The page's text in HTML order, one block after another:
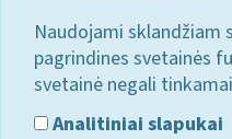
Naudojami sklandžiam
pagrindines svetainės
svetainė negali
Analitiniai slapukai